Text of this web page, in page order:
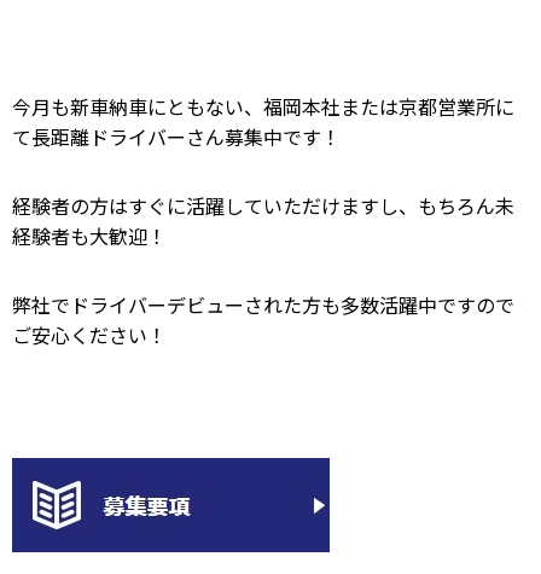
今月も新車納車にともない、福岡本社または京都営業所に
て長距離ドライバーさん募集中です！
経験者の方はすぐに活躍していただけますし、もちろん未
経験者も大歓迎！
弊社でドライバーデビューされた方も多数活躍中ですので
ご安心ください！